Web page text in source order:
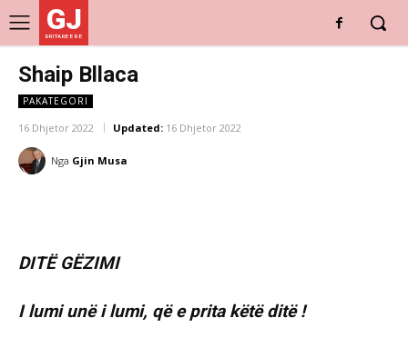
GJ
DRITARE E RE
Shaip Bllaca
PAKATEGORI
16 Dhjetor 2022 Updated: 16 Dhjetor 2022
Nga Gjin Musa
DITË GËZIMI
I lumi unë i lumi, që e prita këtë ditë !